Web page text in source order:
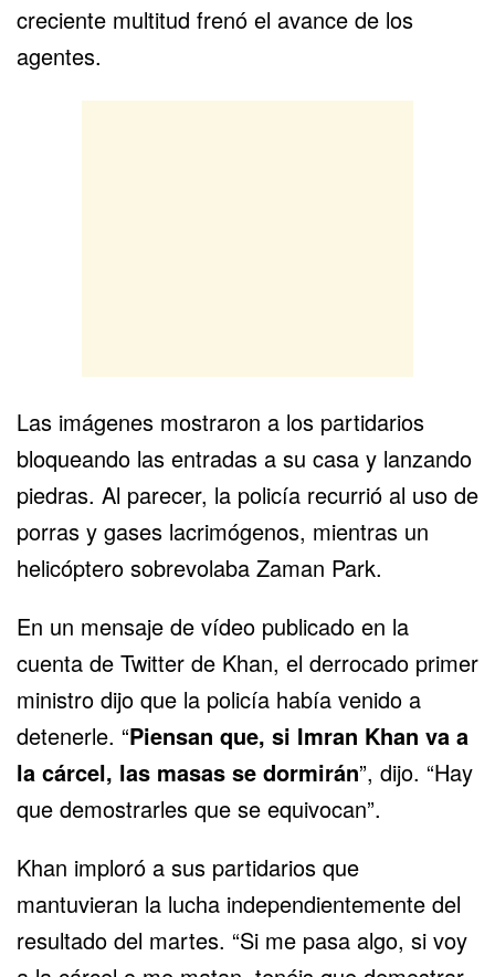
creciente multitud frenó el avance de los
agentes.
Las imágenes mostraron a los partidarios
bloqueando las entradas a su casa y lanzando
piedras. Al parecer, la policía recurrió al uso de
porras y gases lacrimógenos, mientras un
helicóptero sobrevolaba Zaman Park.
En un mensaje de vídeo publicado en la
cuenta de Twitter de Khan, el derrocado primer
ministro dijo que la policía había venido a
detenerle. “Piensan que, si Imran Khan va a
la cárcel, las masas se dormirán”, dijo. “Hay
que demostrarles que se equivocan”.
Khan imploró a sus partidarios que
mantuvieran la lucha independientemente del
resultado del martes. “Si me pasa algo, si voy